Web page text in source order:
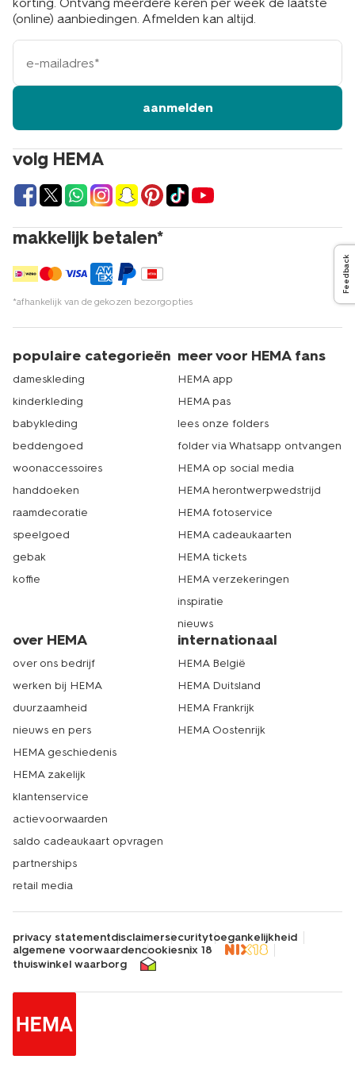
volg HEMA
makkelijk betalen*
*afhankelijk van de gekozen bezorgopties
(online) aanbiedingen. Afmelden kan altijd.
e-
mailadres
aanmelden
populaire categorieën
dameskleding
kinderkleding
babykleding
beddengoed
woonaccessoires
handdoeken
raamdecoratie
speelgoed
gebak
koffie
meer voor HEMA fans
HEMA app
HEMA pas
lees onze folders
folder via Whatsapp ontvangen
HEMA op social media
HEMA herontwerpwedstrijd
HEMA fotoservice
HEMA cadeaukaarten
HEMA tickets
HEMA verzekeringen
inspiratie
nieuws
over HEMA
over ons bedrijf
werken bij HEMA
duurzaamheid
nieuws en pers
HEMA geschiedenis
HEMA zakelijk
klantenservice
actievoorwaarden
saldo cadeaukaart opvragen
partnerships
retail media
internationaal
HEMA België
HEMA Duitsland
HEMA Frankrijk
HEMA Oostenrijk
privacy statementdisclaimersecuritytoegankelijkheid
algemene voorwaardencookiesnix 18
thuiswinkel waarborg
Feedback